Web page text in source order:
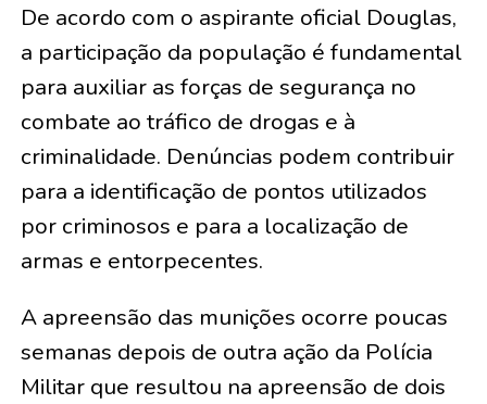
De acordo com o aspirante oficial Douglas,
a participação da população é fundamental
para auxiliar as forças de segurança no
combate ao tráfico de drogas e à
criminalidade. Denúncias podem contribuir
para a identificação de pontos utilizados
por criminosos e para a localização de
armas e entorpecentes.
A apreensão das munições ocorre poucas
semanas depois de outra ação da Polícia
Militar que resultou na apreensão de dois